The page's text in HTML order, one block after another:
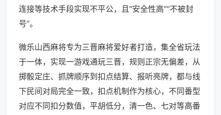
连接等技术手段实现不平公，且“安全性高”“不被封
号”。
微乐山西麻将专为三晋麻将爱好者打造，集全省玩法
于一体，实现一游戏通玩三晋，规则正宗无偏差，从
掷骰定庄、抓牌顺序到扣点结算、报听亮牌，都与线
下民间对局完全一致，扣点机制作为核心，不同番型
对应不同扣分数值，平胡低分，清一色、七对等高番